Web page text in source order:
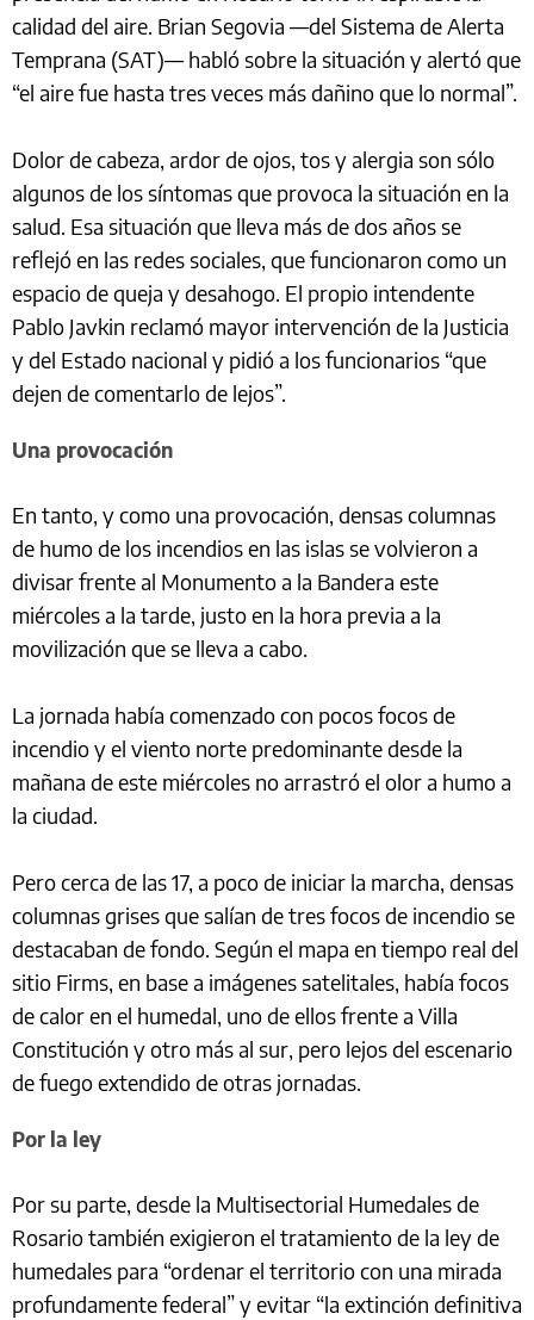
calidad del aire. Brian Segovia —del Sistema de Alerta
Temprana (SAT)— habló sobre la situación y alertó que
“el aire fue hasta tres veces más dañino que lo normal”.
Dolor de cabeza, ardor de ojos, tos y alergia son sólo
algunos de los síntomas que provoca la situación en la
salud. Esa situación que lleva más de dos años se
reflejó en las redes sociales, que funcionaron como un
espacio de queja y desahogo. El propio intendente
Pablo Javkin reclamó mayor intervención de la Justicia
y del Estado nacional y pidió a los funcionarios “que
dejen de comentarlo de lejos”.
Una provocación
En tanto, y como una provocación, densas columnas
de humo de los incendios en las islas se volvieron a
divisar frente al Monumento a la Bandera este
miércoles a la tarde, justo en la hora previa a la
movilización que se lleva a cabo.
La jornada había comenzado con pocos focos de
incendio y el viento norte predominante desde la
mañana de este miércoles no arrastró el olor a humo a
la ciudad.
Pero cerca de las 17, a poco de iniciar la marcha, densas
columnas grises que salían de tres focos de incendio se
destacaban de fondo. Según el mapa en tiempo real del
sitio Firms, en base a imágenes satelitales, había focos
de calor en el humedal, uno de ellos frente a Villa
Constitución y otro más al sur, pero lejos del escenario
de fuego extendido de otras jornadas.
Por la ley
Por su parte, desde la Multisectorial Humedales de
Rosario también exigieron el tratamiento de la ley de
humedales para “ordenar el territorio con una mirada
profundamente federal” y evitar “la extinción definitiva